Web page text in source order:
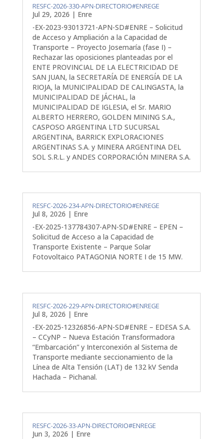
RESFC-2026-330-APN-DIRECTORIO#ENREGE
Jul 29, 2026 | Enre
-EX-2023-93013721-APN-SD#ENRE – Solicitud
de Acceso y Ampliación a la Capacidad de
Transporte – Proyecto Josemaría (fase I) –
Rechazar las oposiciones planteadas por el
ENTE PROVINCIAL DE LA ELECTRICIDAD DE
SAN JUAN, la SECRETARÍA DE ENERGÍA DE LA
RIOJA, la MUNICIPALIDAD DE CALINGASTA, la
MUNICIPALIDAD DE JÁCHAL, la
MUNICIPALIDAD DE IGLESIA, el Sr. MARIO
ALBERTO HERRERO, GOLDEN MINING S.A.,
CASPOSO ARGENTINA LTD SUCURSAL
ARGENTINA, BARRICK EXPLORACIONES
ARGENTINAS S.A. y MINERA ARGENTINA DEL
SOL S.R.L. y ANDES CORPORACIÓN MINERA S.A.
RESFC-2026-234-APN-DIRECTORIO#ENREGE
Jul 8, 2026 | Enre
-EX-2025-137784307-APN-SD#ENRE – EPEN –
Solicitud de Acceso a la Capacidad de
Transporte Existente – Parque Solar
Fotovoltaico PATAGONIA NORTE I de 15 MW.
RESFC-2026-229-APN-DIRECTORIO#ENREGE
Jul 8, 2026 | Enre
-EX-2025-12326856-APN-SD#ENRE – EDESA S.A.
– CCyNP – Nueva Estación Transformadora
“Embarcación” y Interconexión al Sistema de
Transporte mediante seccionamiento de la
Línea de Alta Tensión (LAT) de 132 kV Senda
Hachada – Pichanal.
RESFC-2026-33-APN-DIRECTORIO#ENREGE
Jun 3, 2026 | Enre